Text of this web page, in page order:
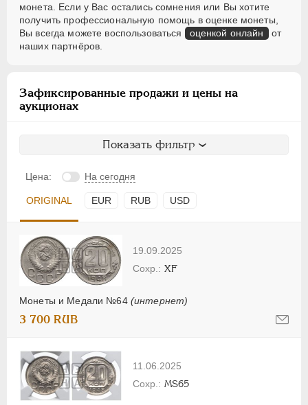
монета. Если у Вас остались сомнения или Вы хотите
получить профессиональную помощь в оценке монеты,
Вы всегда можете воспользоваться
оценкой онлайн от
наших партнёров.
Зафиксированные продажи и цены на
аукционах
Показать фильтр
Цена: На сегодня
ORIGINAL EUR RUB USD
19.09.2025
Монеты и Медали №64 (интернет)
XF
3 700 RUB
11.06.2025
MS65